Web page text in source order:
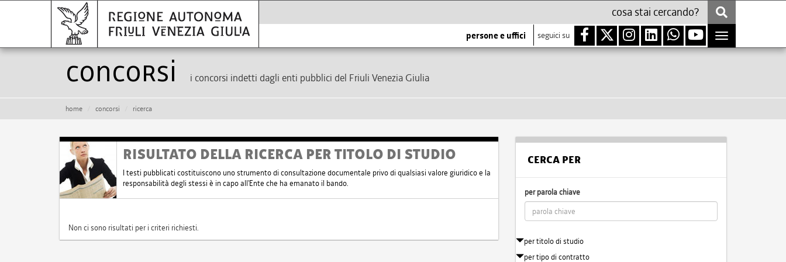
persone e uffici seguici su
Toggle
navigation
Concorsi i concorsi indetti dagli enti pubblici del Friuli Venezia Giulia
home concorsi ricerca
RISULTATO DELLA RICERCA PER TITOLO DI STUDIO
I testi pubblicati costituiscono uno strumento di consultazione documentale privo di qualsiasi valore giuridico e la
responsabilità degli stessi è in capo all'Ente che ha emanato il bando.
Non ci sono risultati per i criteri richiesti.
CERCA PER
per parola chiave
per titolo di studio
per tipo di contratto